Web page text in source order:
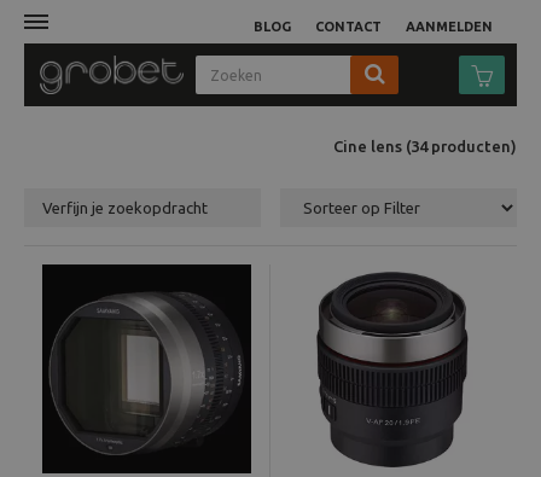
AANMELDEN
BLOG CONTACT
Fotocamera
Objectieven
Video
Tassen
Statieven
Cine lens (34producten)
Verfijn je zoekopdracht